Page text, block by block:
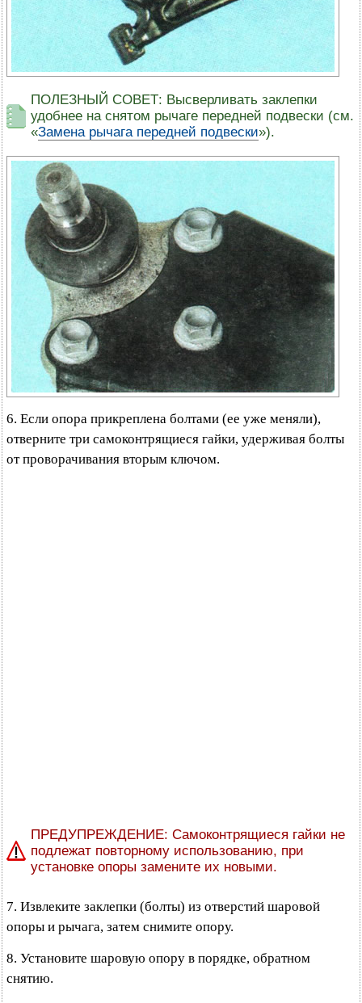
ПОЛЕЗНЫЙ СОВЕТ: Высверливать заклепки
удобнее на снятом рычаге передней подвески (см.
«Замена рычага передней подвески»).
6. Если опора прикреплена болтами (ее уже меняли),
отверните три самоконтрящиеся гайки, удерживая болты
от проворачивания вторым ключом.
ПРЕДУПРЕЖДЕНИЕ: Самоконтрящиеся гайки не
подлежат повторному использованию, при
установке опоры замените их новыми.
7. Извлеките заклепки (болты) из отверстий шаровой
опоры и рычага, затем снимите опору.
8. Установите шаровую опору в порядке, обратном
снятию.